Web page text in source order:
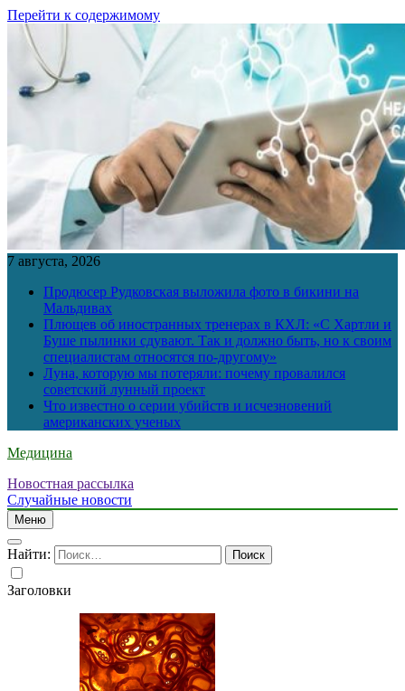
Перейти к содержимому
7 августа, 2026
Продюсер Рудковская выложила фото в бикини на
Мальдивах
Плющев об иностранных тренерах в КХЛ: «С Хартли и
Буше пылинки сдувают. Так и должно быть, но к своим
специалистам относятся по-другому»
Луна, которую мы потеряли: почему провалился
советский лунный проект
Что известно о серии убийств и исчезновений
американских ученых
Медицина
Новостная рассылка
Случайные новости
Меню
Найти:
Заголовки